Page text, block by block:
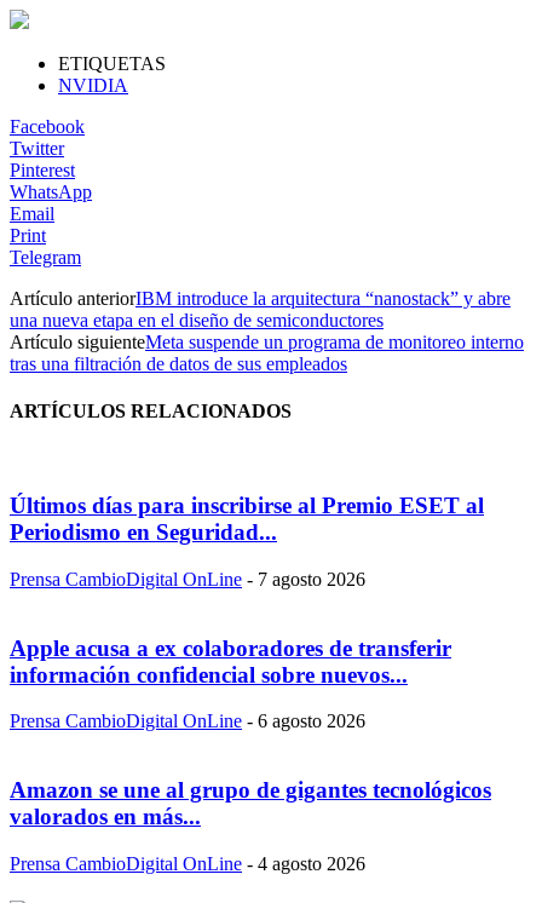
ETIQUETAS
NVIDIA
Facebook
Twitter
Pinterest
WhatsApp
Email
Print
Telegram
Artículo anteriorIBM introduce la arquitectura “nanostack” y abre
una nueva etapa en el diseño de semiconductores
Artículo siguienteMeta suspende un programa de monitoreo interno
tras una filtración de datos de sus empleados
ARTÍCULOS RELACIONADOS
Últimos días para inscribirse al Premio ESET al
Periodismo en Seguridad...
Prensa CambioDigital OnLine - 7 agosto 2026
Apple acusa a ex colaboradores de transferir
información confidencial sobre nuevos...
Prensa CambioDigital OnLine - 6 agosto 2026
Amazon se une al grupo de gigantes tecnológicos
valorados en más...
Prensa CambioDigital OnLine - 4 agosto 2026